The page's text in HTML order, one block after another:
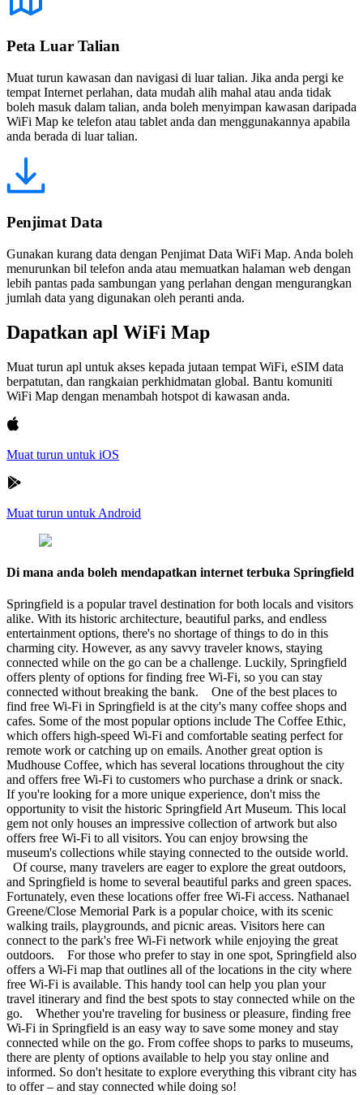
Peta Luar Talian
Muat turun kawasan dan navigasi di luar talian. Jika anda pergi ke
tempat Internet perlahan, data mudah alih mahal atau anda tidak
boleh masuk dalam talian, anda boleh menyimpan kawasan daripada
WiFi Map ke telefon atau tablet anda dan menggunakannya apabila
anda berada di luar talian.
Penjimat Data
Gunakan kurang data dengan Penjimat Data WiFi Map. Anda boleh
menurunkan bil telefon anda atau memuatkan halaman web dengan
lebih pantas pada sambungan yang perlahan dengan mengurangkan
jumlah data yang digunakan oleh peranti anda.
Dapatkan apl WiFi Map
Muat turun apl untuk akses kepada jutaan tempat WiFi, eSIM data
berpatutan, dan rangkaian perkhidmatan global. Bantu komuniti
WiFi Map dengan menambah hotspot di kawasan anda.
Muat turun untuk iOS
Muat turun untuk Android
Di mana anda boleh mendapatkan internet terbuka Springfield
Springfield is a popular travel destination for both locals and visitors
alike. With its historic architecture, beautiful parks, and endless
entertainment options, there's no shortage of things to do in this
charming city. However, as any savvy traveler knows, staying
connected while on the go can be a challenge. Luckily, Springfield
offers plenty of options for finding free Wi-Fi, so you can stay
connected without breaking the bank. One of the best places to
find free Wi-Fi in Springfield is at the city's many coffee shops and
cafes. Some of the most popular options include The Coffee Ethic,
which offers high-speed Wi-Fi and comfortable seating perfect for
remote work or catching up on emails. Another great option is
Mudhouse Coffee, which has several locations throughout the city
and offers free Wi-Fi to customers who purchase a drink or snack.
If you're looking for a more unique experience, don't miss the
opportunity to visit the historic Springfield Art Museum. This local
gem not only houses an impressive collection of artwork but also
offers free Wi-Fi to all visitors. You can enjoy browsing the
museum's collections while staying connected to the outside world.
Of course, many travelers are eager to explore the great outdoors,
and Springfield is home to several beautiful parks and green spaces.
Fortunately, even these locations offer free Wi-Fi access. Nathanael
Greene/Close Memorial Park is a popular choice, with its scenic
walking trails, playgrounds, and picnic areas. Visitors here can
connect to the park's free Wi-Fi network while enjoying the great
outdoors. For those who prefer to stay in one spot, Springfield also
offers a Wi-Fi map that outlines all of the locations in the city where
free Wi-Fi is available. This handy tool can help you plan your
travel itinerary and find the best spots to stay connected while on the
go. Whether you're traveling for business or pleasure, finding free
Wi-Fi in Springfield is an easy way to save some money and stay
connected while on the go. From coffee shops to parks to museums,
there are plenty of options available to help you stay online and
informed. So don't hesitate to explore everything this vibrant city has
to offer – and stay connected while doing so!